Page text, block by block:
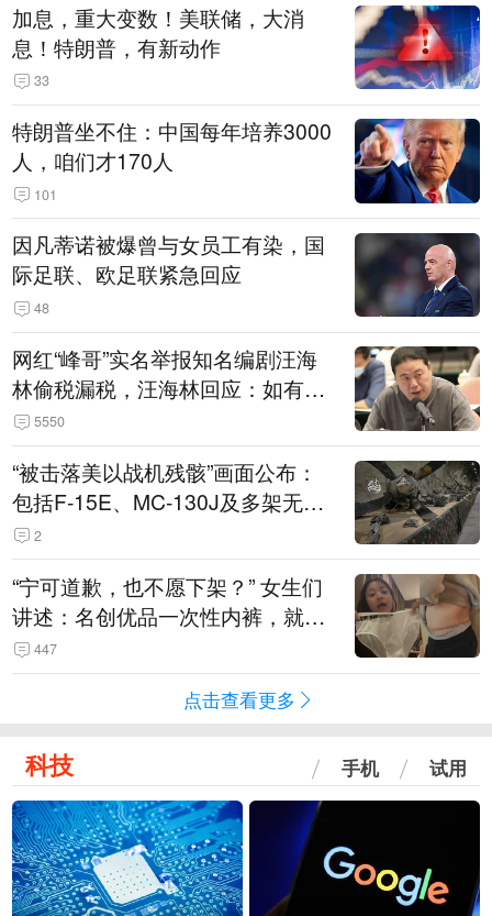
加息，重大变数！美联储，大消
息！特朗普，有新动作
33
特朗普坐不住：中国每年培养3000
人，咱们才170人
101
因凡蒂诺被爆曾与女员工有染，国
际足联、欧足联紧急回应
48
网红“峰哥”实名举报知名编剧汪海
林偷税漏税，汪海林回应：如有违
法行为，相关机构自会进行评判和
处理
5550
“被击落美以战机残骸”画面公布：
包括F-15E、MC-130J及多架无人
机 2
“宁可道歉，也不愿下架？” 女生们
讲述：名创优品一次性内裤，就
是“一次性社死”单品？
447
点击查看更多
科技 手机 试用